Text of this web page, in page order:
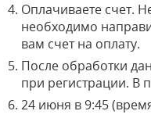
Оплачиваете счет.
необходимо
вам счет на оплату.
После обработки
при регистрации. В
24 июня в 9:45